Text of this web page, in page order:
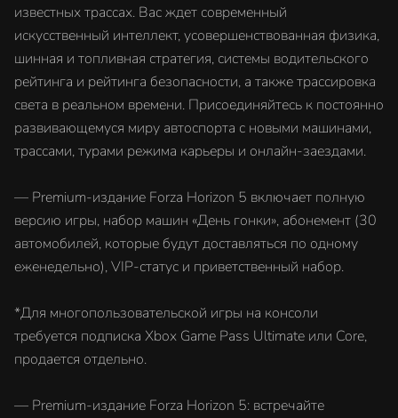
известных трассах. Вас ждет современный
искусственный интеллект, усовершенствованная физика,
шинная и топливная стратегия, системы водительского
рейтинга и рейтинга безопасности, а также трассировка
света в реальном времени. Присоединяйтесь к постоянно
развивающемуся миру автоспорта с новыми машинами,
трассами, турами режима карьеры и онлайн-заездами.
— Premium-издание Forza Horizon 5 включает полную
версию игры, набор машин «День гонки», абонемент (30
автомобилей, которые будут доставляться по одному
еженедельно), VIP-статус и приветственный набор.
*Для многопользовательской игры на консоли
требуется подписка Xbox Game Pass Ultimate или Core,
продается отдельно.
— Premium-издание Forza Horizon 5: встречайте